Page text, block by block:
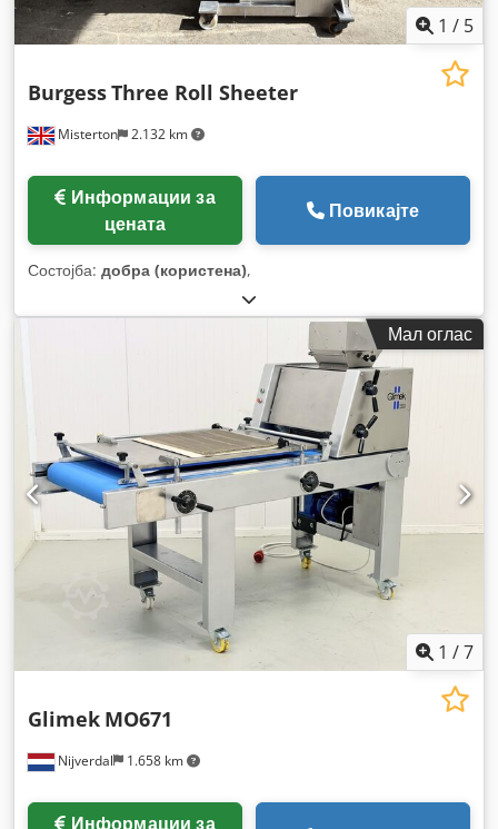
1 / 5
Misterton 2.132 km
BurgessThree Roll Sheeter
цената
Повикајте
Состојба: добра (користена),
Мал оглас
1 /7
Nijverdal 1.658 km
Glimek MO671